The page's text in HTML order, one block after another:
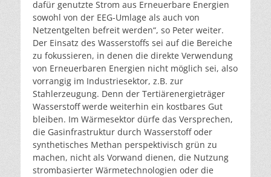
dafür genutzte Strom aus Erneuerbare Energien
sowohl von der EEG-Umlage als auch von
Netzentgelten befreit werden“, so Peter weiter.
Der Einsatz des Wasserstoffs sei auf die Bereiche
zu fokussieren, in denen die direkte Verwendung
von Erneuerbaren Energien nicht möglich sei, also
vorrangig im Industriesektor, z.B. zur
Stahlerzeugung. Denn der Tertiärenergieträger
Wasserstoff werde weiterhin ein kostbares Gut
bleiben. Im Wärmesektor dürfe das Versprechen,
die Gasinfrastruktur durch Wasserstoff oder
synthetisches Methan perspektivisch grün zu
machen, nicht als Vorwand dienen, die Nutzung
strombasierter Wärmetechnologien oder die